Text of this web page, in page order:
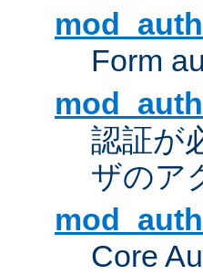
Form
認証が
ザのア
Core